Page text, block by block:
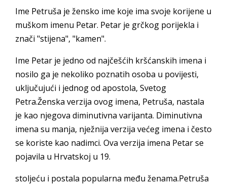
Ime Petruša je žensko ime koje ima svoje korijene u
muškom imenu Petar. Petar je grčkog porijekla i
znači "stijena", "kamen".
Ime Petar je jedno od najčešćih kršćanskih imena i
nosilo ga je nekoliko poznatih osoba u povijesti,
uključujući i jednog od apostola, Svetog
Petra.Ženska verzija ovog imena, Petruša, nastala
je kao njegova diminutivna varijanta. Diminutivna
imena su manja, nježnija verzija većeg imena i često
se koriste kao nadimci. Ova verzija imena Petar se
pojavila u Hrvatskoj u 19.
stoljeću i postala popularna među ženama.Petruša